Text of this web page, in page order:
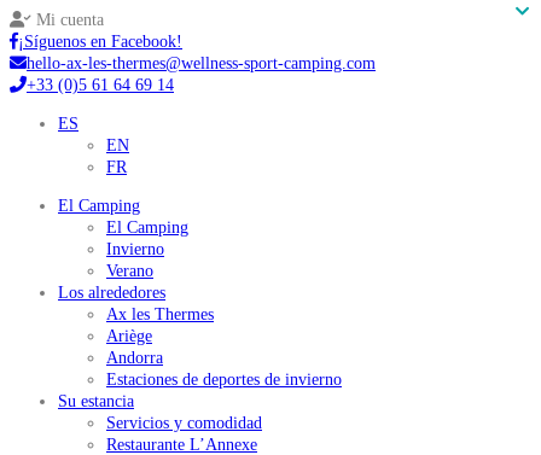
Mi cuenta
¡Síguenos en Facebook!
hello-ax-les-thermes@wellness-sport-camping.com
+33 (0)5 61 64 69 14
ES
EN
FR
El Camping
El Camping
Invierno
Verano
Los alrededores
Ax les Thermes
Ariège
Andorra
Estaciones de deportes de invierno
Su estancia
Servicios y comodidad
Restaurante L’Annexe